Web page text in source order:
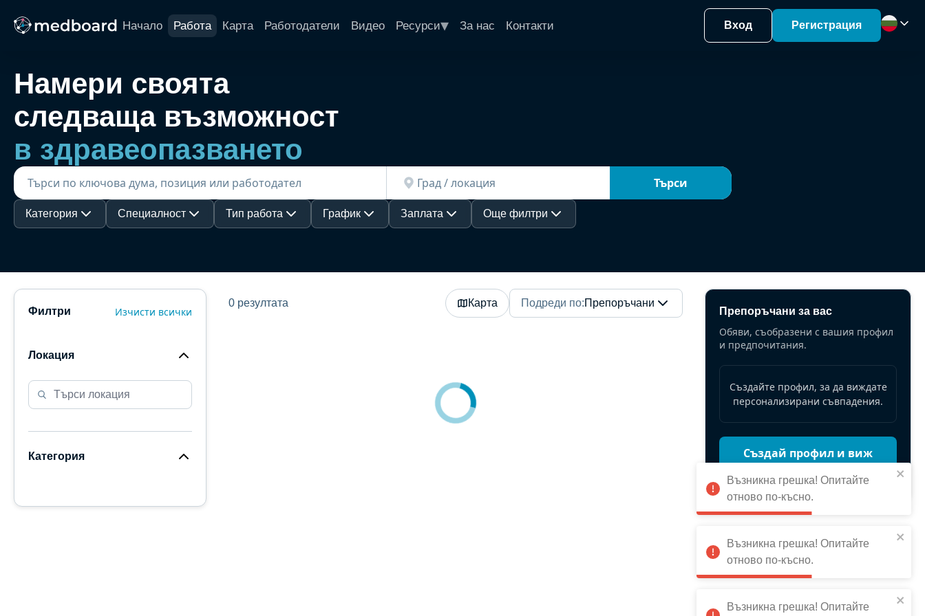
Начало Работа Карта Работодатели Видео Ресурси▾ За нас Контакти Вход Регистрация
Намери своята
следваща възможност
в здравеопазването
Търси
Категория Специалност Тип работа График Заплата Още филтри
Филтри Изчисти всички
Локация
Категория
0 резултата Карта Подреди по:Препоръчани
Препоръчани за вас
Обяви, съобразени с вашия профил
и предпочитания.
Създайте профил, за да виждате
персонализирани съвпадения.
Създай профил и виж
Възникна грешка! Опитайте
отново по-късно.
Възникна грешка! Опитайте
отново по-късно.
Възникна грешка! Опитайте